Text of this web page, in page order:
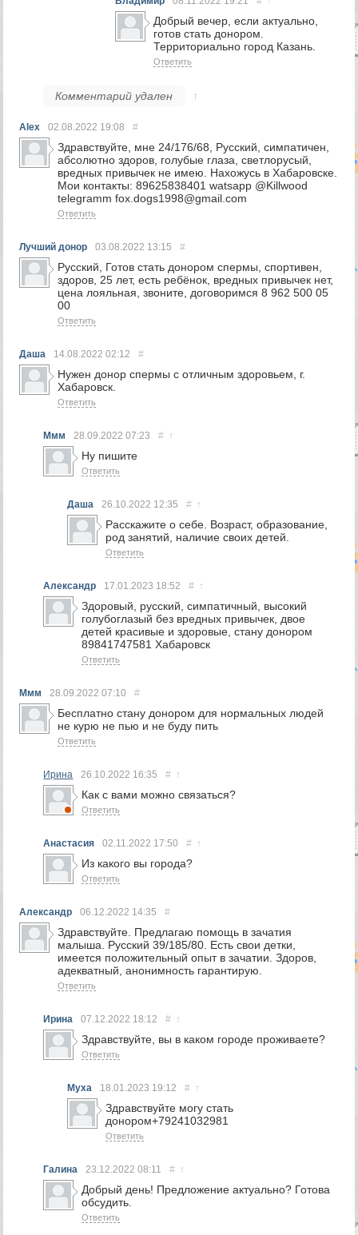
Добрый вечер, если актуально,
готов стать донором.
Территориально город Казань.
Ответить
Комментарий удален ↑
Alex 02.08.2022 19:08 #
Здравствуйте, мне 24/176/68, Русский, симпатичен,
абсолютно здоров, голубые глаза, cветлорусый,
вредных привычек не имею. Нахожусь в Хабаровске.
Мои контакты: 89625838401 watsapp @Killwood
telegramm fox.dogs1998@gmail.com
Ответить
Лучший донор 03.08.2022 13:15 #
Русский, Готов стать донором спермы, спортивен,
здоров, 25 лет, есть ребёнок, вредных привычек нет,
цена лояльная, звоните, договоримся 8 962 500 05
00
Ответить
Даша 14.08.2022 02:12 #
Нужен донор спермы с отличным здоровьем, г.
Хабаровск.
Ответить
Ммм 28.09.2022 07:23 # ↑
Ну пишите
Ответить
Даша 26.10.2022 12:35 # ↑
Расскажите о себе. Возраст, образование,
род занятий, наличие своих детей.
Ответить
Александр 17.01.2023 18:52 # ↑
Здоровый, русский, симпатичный, высокий
голубоглазый без вредных привычек, двое
детей красивые и здоровые, стану донором
89841747581 Хабаровск
Ответить
Ммм 28.09.2022 07:10 #
Бесплатно стану донором для нормальных людей
не курю не пью и не буду пить
Ответить
Ирина 26.10.2022 16:35 # ↑
Как с вами можно связаться?
Ответить
Анастасия 02.11.2022 17:50 # ↑
Из какого вы города?
Ответить
Александр 06.12.2022 14:35 #
Здравствуйте. Предлагаю помощь в зачатия
малыша. Русский 39/185/80. Есть свои детки,
имеется положительный опыт в зачатии. Здоров,
адекватный, анонимность гарантирую.
Ответить
Ирина 07.12.2022 18:12 # ↑
Здравствуйте, вы в каком городе проживаете?
Ответить
Муха 18.01.2023 19:12 # ↑
Здравствуйте могу стать
донором+79241032981
Ответить
Галина 23.12.2022 08:11 # ↑
Добрый день! Предложение актуально? Готова
обсудить.
Ответить